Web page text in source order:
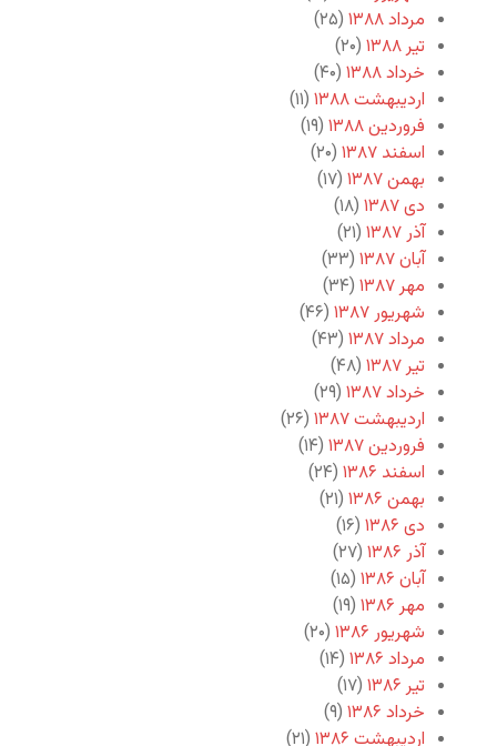
مرداد ۱۳۸۸
(۲۵)
تیر ۱۳۸۸
(۲۰)
خرداد ۱۳۸۸
(۴۰)
اردیبهشت ۱۳۸۸
(۱۱)
فروردین ۱۳۸۸
(۱۹)
اسفند ۱۳۸۷
(۲۰)
بهمن ۱۳۸۷
(۱۷)
دی ۱۳۸۷
(۱۸)
آذر ۱۳۸۷
(۲۱)
آبان ۱۳۸۷
(۳۳)
مهر ۱۳۸۷
(۳۴)
شهریور ۱۳۸۷
(۴۶)
مرداد ۱۳۸۷
(۴۳)
تیر ۱۳۸۷
(۴۸)
خرداد ۱۳۸۷
(۲۹)
اردیبهشت ۱۳۸۷
(۲۶)
فروردین ۱۳۸۷
(۱۴)
اسفند ۱۳۸۶
(۲۴)
بهمن ۱۳۸۶
(۲۱)
دی ۱۳۸۶
(۱۶)
آذر ۱۳۸۶
(۲۷)
آبان ۱۳۸۶
(۱۵)
مهر ۱۳۸۶
(۱۹)
شهریور ۱۳۸۶
(۲۰)
مرداد ۱۳۸۶
(۱۴)
تیر ۱۳۸۶
(۱۷)
خرداد ۱۳۸۶
(۹)
اردیبهشت ۱۳۸۶
(۲۱)